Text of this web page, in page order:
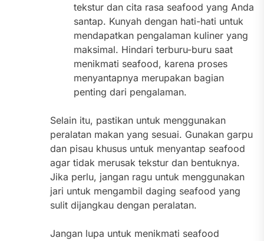
tekstur dan cita rasa seafood yang Anda
santap. Kunyah dengan hati-hati untuk
mendapatkan pengalaman kuliner yang
maksimal. Hindari terburu-buru saat
menikmati seafood, karena proses
menyantapnya merupakan bagian
penting dari pengalaman.
Selain itu, pastikan untuk menggunakan
peralatan makan yang sesuai. Gunakan garpu
dan pisau khusus untuk menyantap seafood
agar tidak merusak tekstur dan bentuknya.
Jika perlu, jangan ragu untuk menggunakan
jari untuk mengambil daging seafood yang
sulit dijangkau dengan peralatan.
Jangan lupa untuk menikmati seafood